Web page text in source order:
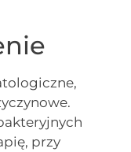
przy